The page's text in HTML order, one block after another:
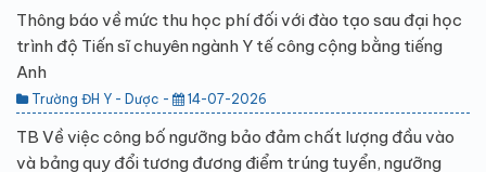
Thông báo về mức thu học phí đối với đào tạo sau đại học
trình độ Tiến sĩ chuyên ngành Y tế công cộng bằng tiếng
Anh
Trường ĐH Y - Dược - 14-07-2026
TB Về việc công bố ngưỡng bảo đảm chất lượng đầu vào
và bảng quy đổi tương đương điểm trúng tuyển, ngưỡng